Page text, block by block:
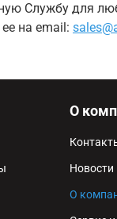
Службу для
на email:
О
Новости
О